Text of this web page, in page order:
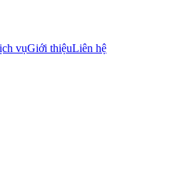
vụGiới thiệuLiên hệ